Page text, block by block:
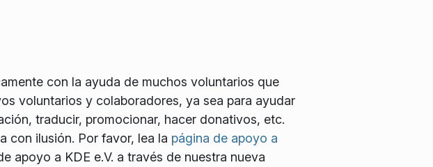
con la ayuda de muchos voluntarios que
voluntarios y colaboradores, ya sea para ayudar
traducir, promocionar, hacer donativos, etc.
con ilusión. Por favor, lea la página de apoyo a
apoyo a KDE e.V. a través de nuestra nueva